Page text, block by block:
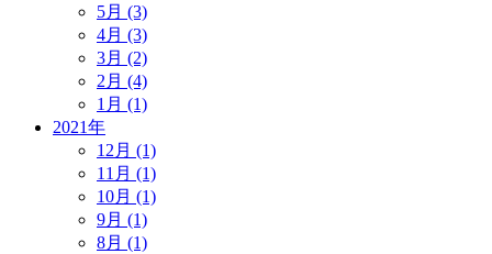
5月 (3)
4月 (3)
3月 (2)
2月 (4)
1月 (1)
2021年
12月 (1)
11月 (1)
10月 (1)
9月 (1)
8月 (1)